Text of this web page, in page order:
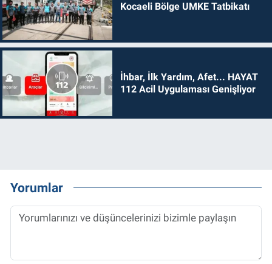
Kocaeli Bölge UMKE Tatbikatı
İhbar, İlk Yardım, Afet... HAYAT
112 Acil Uygulaması Genişliyor
Yorumlar